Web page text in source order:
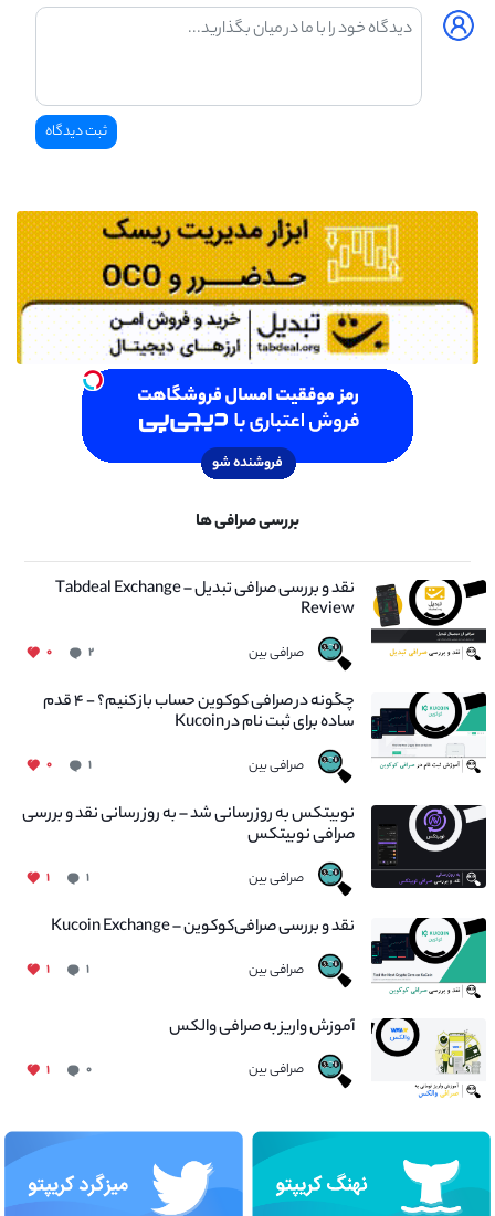
بررسی صرافی ها
نقد و بررسی صرافی تبدیل – Tabdeal Exchange
Review
صرافی بین ۲ ۰
چگونه در صرافی کوکوین حساب باز کنیم؟ - ۴ قدم
ساده برای ثبت نام در Kucoin
صرافی بین ۱ ۰
نوبیتکس به روزرسانی شد – به روز رسانی نقد و بررسی
صرافی نوبیتکس
صرافی بین ۱ ۱
نقد و بررسی صرافی‌کوکوین – Kucoin Exchange
صرافی بین ۱ ۱
آموزش واریز به صرافی والکس
صرافی بین ۰ ۱